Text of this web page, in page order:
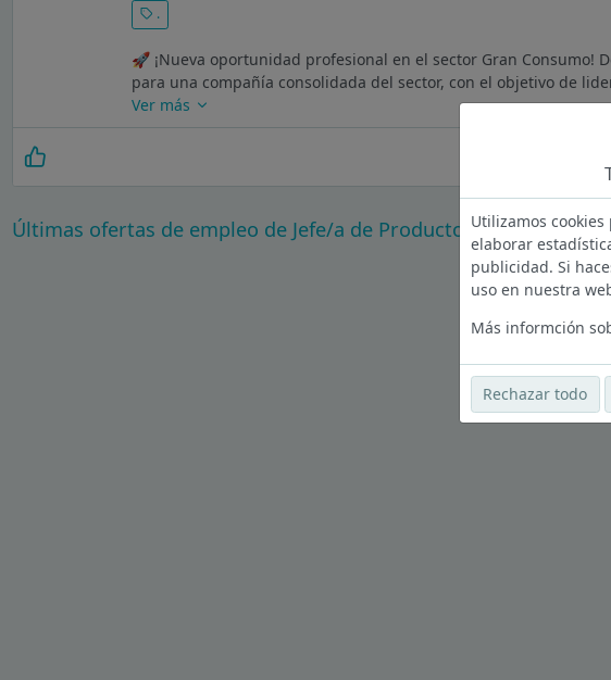
.
🚀 ¡Nueva oportunidad profesional en el sector Gran Consumo!
para una compañía consolidada del sector, con el objetivo de
Ver más
Últimas ofertas de empleo de Jefe/a de Producto en Murcia
Ver más
Utilizamos
elaborar
publicidad. Si
uso en nuestra
Más informción
Rechazar todo